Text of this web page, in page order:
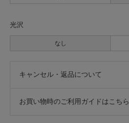
光沢
なし
キャンセル・返品について
お買い物時のご利用ガイドはこちら